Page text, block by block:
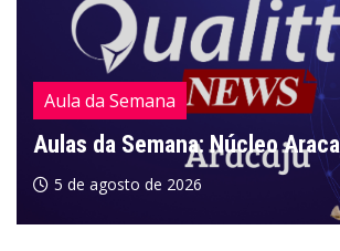
Aula da Semana
Aulas da Semana: Núcleo
5 de agosto de 2026